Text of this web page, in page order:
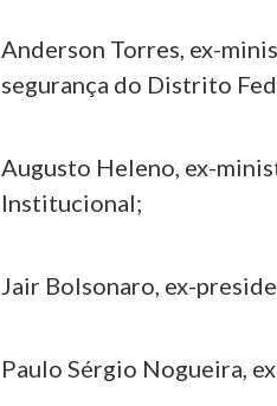
Anderson Torres, ex-
segurança do Distrito
Augusto Heleno, ex-
Institucional;
Jair Bolsonaro, ex-
Paulo Sérgio Nogueira,